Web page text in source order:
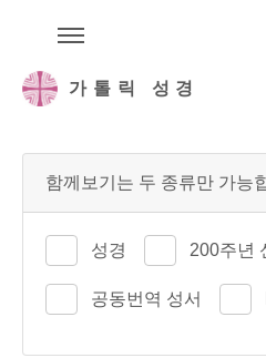
가톨릭 성경
함께보기는 두 종류만 가능
성경 200주년
공동번역 성서